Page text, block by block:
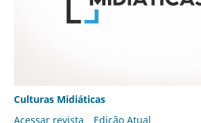
Culturas Midiáticas
Acessar revista
Edição Atual